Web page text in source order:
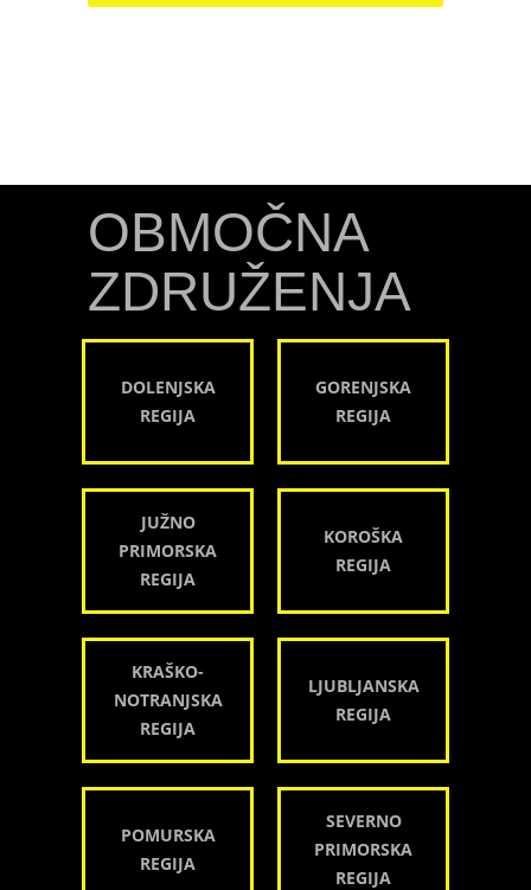
OBMOČNA
ZDRUŽENJA
DOLENJSKA
REGIJA
GORENJSKA
REGIJA
JUŽNO
PRIMORSKA
REGIJA
KOROŠKA
REGIJA
KRAŠKO-
NOTRANJSKA
REGIJA
LJUBLJANSKA
REGIJA
POMURSKA
REGIJA
SEVERNO
PRIMORSKA
REGIJA